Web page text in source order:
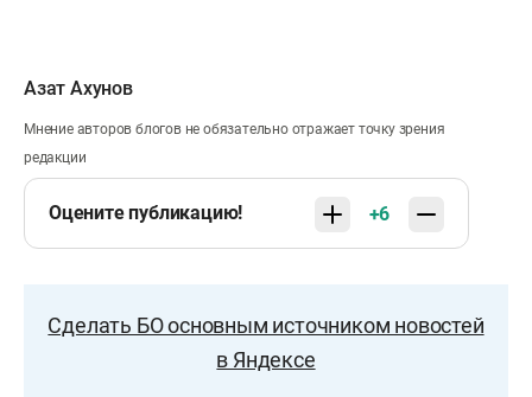
Азат Ахунов
Мнение авторов блогов не обязательно отражает точку зрения
редакции
Оцените публикацию! +6
Сделать БО основным источником новостей
в Яндексе